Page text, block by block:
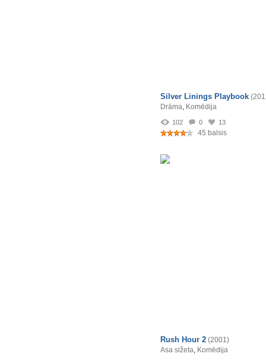
Silver Linings Playbook
Drāma, Komēdija
102 0 13
45 balsis
Rush Hour 2 (2001)
Asa sižeta, Komēdija